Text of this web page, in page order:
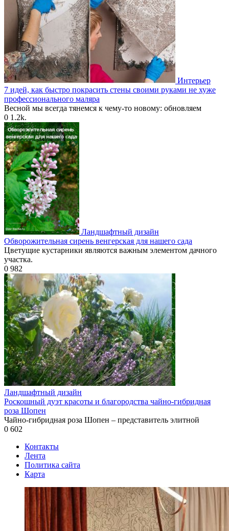
Интерьер
7 идей, как быстро покрасить стены своими руками не хуже
профессионального маляра
Весной мы всегда тянемся к чему-то новому: обновляем
0 1.2k.
Ландшафтный дизайн
Обворожительная сирень венгерская для нашего сада
Цветущие кустарники являются важным элементом дачного
участка.
0 982
Ландшафтный дизайн
Роскошный дуэт красоты и благородства чайно-гибридная
роза Шопен
Чайно-гибридная роза Шопен – представитель элитной
0 602
Контакты
Лента
Политика сайта
Карта